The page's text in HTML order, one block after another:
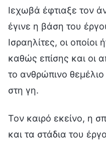
Ιεχωβά έφτιαξε τον
έγινε η βάση του
Ισραηλίτες, οι
καθώς επίσης και οι
το ανθρώπινο
στη γη.
Τον καιρό εκείνο, η
και τα στάδια του